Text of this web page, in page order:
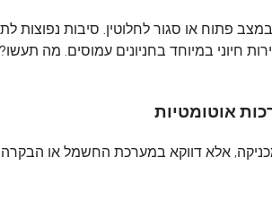
פתוח או סגור לחלוטין. סיבות נפוצות
חיוני במיוחד בחניונים עמוסים. מה
אוטומטיות
אלא דווקא במערכת החשמל או